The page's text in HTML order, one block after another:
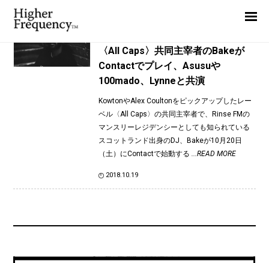
TAG: Asakura Takuya
〈All Caps〉共同主宰者のBakeが
Contactでプレイ、Asusuや
100mado、Lynneと共演
KowtonやAlex Coultonをピックアップしたレー
ベル〈All Caps〉の共同主宰者で、Rinse FMの
マンスリーレジデンシーとしても知られている
スコットランド出身のDJ、Bakeが10月20日
（土）にContactで始動する ...READ MORE
2018.10.19
News
Interview
Report